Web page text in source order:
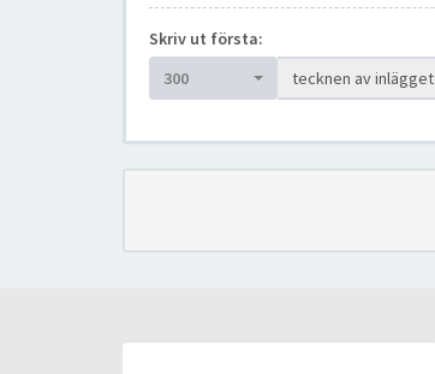
Skriv ut första:
300
tecknen av inlägget